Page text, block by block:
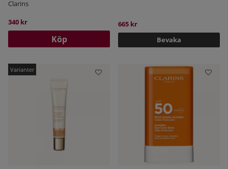
Clarins
340 kr
Köp
665 kr
Bevaka